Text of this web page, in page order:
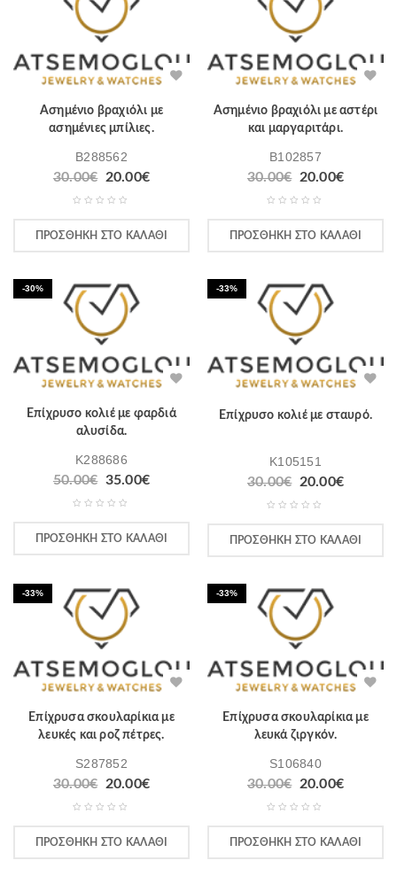
Ασημένιο βραχιόλι με
ασημένιες μπίλιες.
B288562
30.00€ 20.00€
ΠΡΟΣΘΉΚΗ ΣΤΟ ΚΑΛΆΘΙ
Ασημένιο βραχιόλι με αστέρι
και μαργαριτάρι.
B102857
30.00€ 20.00€
ΠΡΟΣΘΉΚΗ ΣΤΟ ΚΑΛΆΘΙ
-30%
Επίχρυσο κολιέ με φαρδιά
αλυσίδα.
K288686
50.00€ 35.00€
ΠΡΟΣΘΉΚΗ ΣΤΟ ΚΑΛΆΘΙ
-33%
Επίχρυσο κολιέ με σταυρό.
K105151
30.00€ 20.00€
ΠΡΟΣΘΉΚΗ ΣΤΟ ΚΑΛΆΘΙ
-33%
Επίχρυσα σκουλαρίκια με
λευκές και ροζ πέτρες.
S287852
30.00€ 20.00€
ΠΡΟΣΘΉΚΗ ΣΤΟ ΚΑΛΆΘΙ
-33%
Επίχρυσα σκουλαρίκια με
λευκά ζιργκόν.
S106840
30.00€ 20.00€
ΠΡΟΣΘΉΚΗ ΣΤΟ ΚΑΛΆΘΙ